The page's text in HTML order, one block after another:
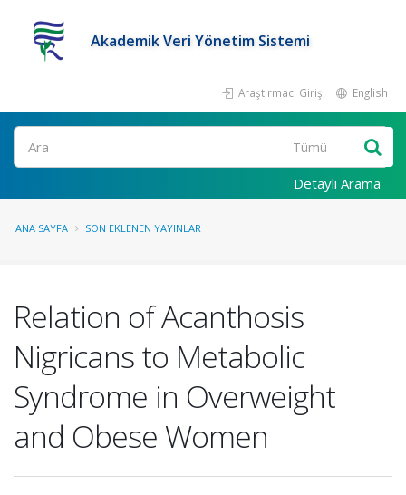
Akademik Veri Yönetim Sistemi
Araştırmacı Girişi English
Ara
Detaylı Arama
ANA SAYFA SON EKLENEN YAYINLAR
Relation of Acanthosis
Nigricans to Metabolic
Syndrome in Overweight
and Obese Women